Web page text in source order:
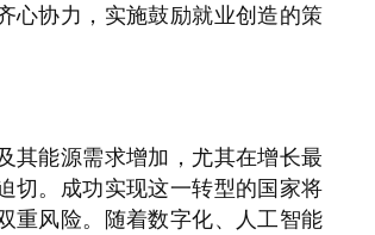
心协力，实施鼓励就业创造的策
其能源需求增加，尤其在增长最
切。成功实现这一转型的国家将
重风险。随着数字化、人工智能